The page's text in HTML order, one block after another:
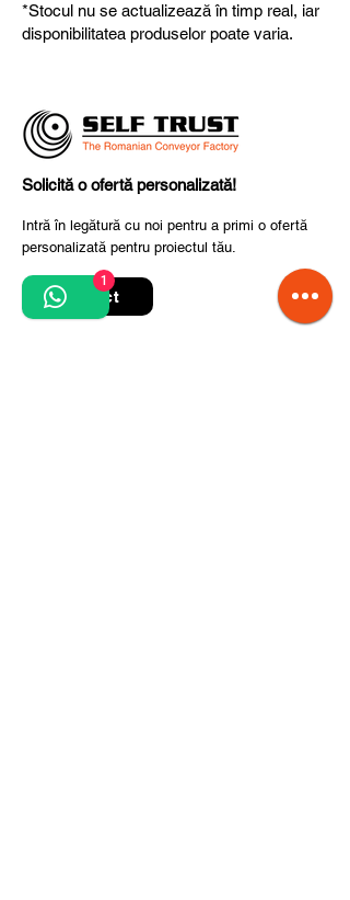
fiabilitate și performanță superioară.
*Stocul nu se actualizează în timp real, iar
disponibilitatea produselor poate varia.
Solicită o ofertă personalizată!
Intră în legătură cu noi pentru a primi o ofertă
personalizată pentru proiectul tău.
Contact
1